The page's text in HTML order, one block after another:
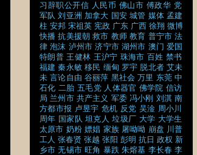
习辞职公开信 人民币 佛山市 傅政华 党
军队 刘亚洲 加拿大 国安 城管 媒体 孟建
柱 安邦 宋祖英 宪政 广东 广西 徐翔 微博
快播 抗美援朝 救市 教师 教育 普宁市 法
律 泡沫 泸州市 济宁市 湖州市 澳门 爱国
特朗普 王健林 王沪宁 珠海市 百姓 禁书
福建 秦永敏 移民 缅甸 罗宇 脱北者 艾未
未 言论自由 谷丽萍 黑社会 万里 东莞 中
石化 二胎 五毛党 人体器官 佛学院 信访
局 兰州市 共产主义 军委 冯小刚 刘淇 南
方都市报 卢昱宇 危机 反党 吴淦 周小川
周年 国家队 坦克人 垃圾厂 大学 大学生
太原市 奶粉 嫖娼 家族 屠呦呦 崩盘 川普
工人 张春贤 张越 张阳 彭明 抗日 政权 新
乡市 无锡市 旺角 暴跌 朱熔基 李长春 李